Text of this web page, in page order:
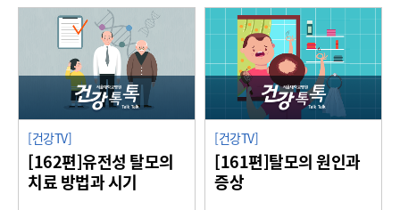
[건강TV]
[162편]유전성 탈모의
치료 방법과 시기
[건강TV]
[161편]탈모의 원인과
증상